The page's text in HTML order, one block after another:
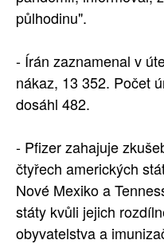
půlhodinu".
- Írán zaznamenal v
nákaz, 13 352. Počet
dosáhl 482.
- Pfizer zahajuje
čtyřech amerických
Nové Mexiko a
státy kvůli jejich
obyvatelstva a